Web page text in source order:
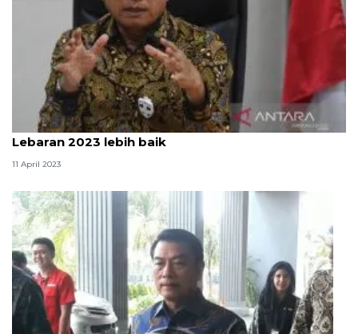
Moeldoko optimistis pelayanan arus mudik
Lebaran 2023 lebih baik
11 April 2023